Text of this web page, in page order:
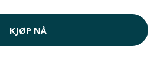
KJØP NÅ